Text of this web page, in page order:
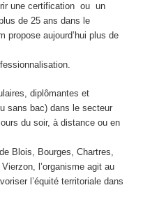
une certification ou un
de 25 ans dans le
propose aujourd’hui plus de
diplômantes et
sans bac) dans le secteur
du soir, à distance ou en
Blois, Bourges, Chartres,
l’organisme agit au
l’équité territoriale dans